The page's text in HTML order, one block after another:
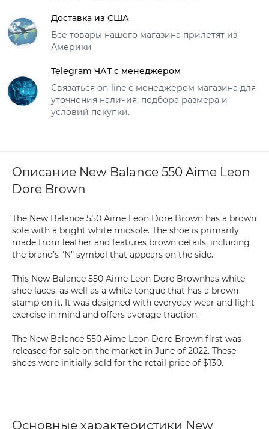
Доставка из США
Все товары нашего магазина прилетят из
Америки
Telegram ЧАТ с менеджером
Связаться on-line с менеджером магазина для
уточнения наличия, подбора размера и
условий покупки.
Описание New Balance 550 Aime Leon
Dore Brown
The New Balance 550 Aime Leon Dore Brown has a brown
sole with a bright white midsole. The shoe is primarily
made from leather and features brown details, including
the brand’s "N" symbol that appears on the side.
This New Balance 550 Aime Leon Dore Brownhas white
shoe laces, as well as a white tongue that has a brown
stamp on it. It was designed with everyday wear and light
exercise in mind and offers average traction.
The New Balance 550 Aime Leon Dore Brown first was
released for sale on the market in June of 2022. These
shoes were initially sold for the retail price of $130.
Основные характеристики New